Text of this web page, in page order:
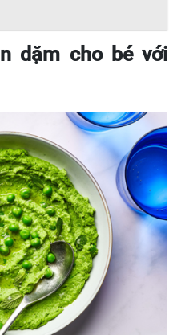
dặm cho bé với